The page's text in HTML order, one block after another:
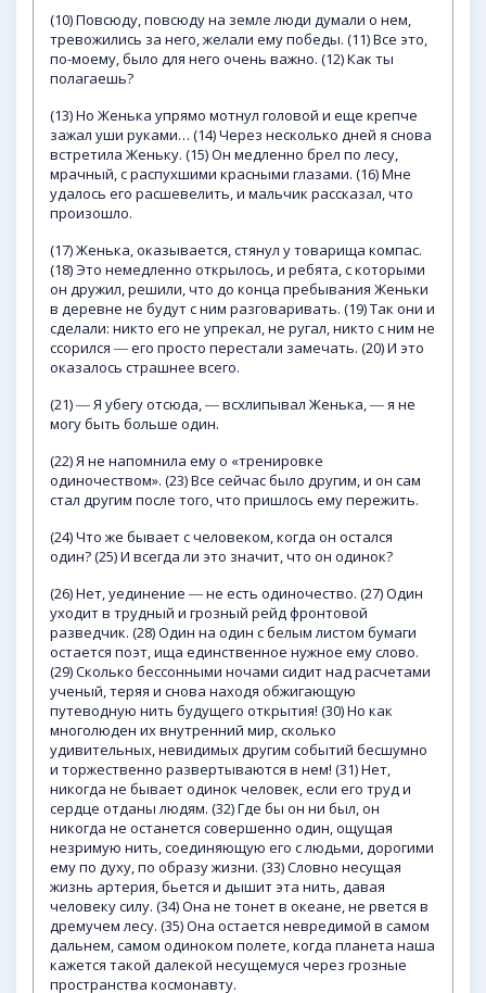
(10) Повсюду, повсюду на земле люди думали о нем,
тревожились за него, желали ему победы. (11) Все это,
по-моему, было для него очень важно. (12) Как ты
полагаешь?
(13) Но Женька упрямо мотнул головой и еще крепче
зажал уши руками… (14) Через несколько дней я снова
встретила Женьку. (15) Он медленно брел по лесу,
мрачный, с распухшими красными глазами. (16) Мне
удалось его расшевелить, и мальчик рассказал, что
произошло.
(17) Женька, оказывается, стянул у товарища компас.
(18) Это немедленно открылось, и ребята, с которыми
он дружил, решили, что до конца пребывания Женьки
в деревне не будут с ним разговаривать. (19) Так они и
сделали: никто его не упрекал, не ругал, никто с ним не
ссорился ― его просто перестали замечать. (20) И это
оказалось страшнее всего.
(21) ― Я убегу отсюда, ― всхлипывал Женька, ― я не
могу быть больше один.
(22) Я не напомнила ему о «тренировке
одиночеством». (23) Все сейчас было другим, и он сам
стал другим после того, что пришлось ему пережить.
(24) Что же бывает с человеком, когда он остался
один? (25) И всегда ли это значит, что он одинок?
(26) Нет, уединение ― не есть одиночество. (27) Один
уходит в трудный и грозный рейд фронтовой
разведчик. (28) Один на один с белым листом бумаги
остается поэт, ища единственное нужное ему слово.
(29) Сколько бессонными ночами сидит над расчетами
ученый, теряя и снова находя обжигающую
путеводную нить будущего открытия! (30) Но как
многолюден их внутренний мир, сколько
удивительных, невидимых другим событий бесшумно
и торжественно развертываются в нем! (31) Нет,
никогда не бывает одинок человек, если его труд и
сердце отданы людям. (32) Где бы он ни был, он
никогда не останется совершенно один, ощущая
незримую нить, соединяющую его с людьми, дорогими
ему по духу, по образу жизни. (33) Словно несущая
жизнь артерия, бьется и дышит эта нить, давая
человеку силу. (34) Она не тонет в океане, не рвется в
дремучем лесу. (35) Она остается невредимой в самом
дальнем, самом одиноком полете, когда планета наша
кажется такой далекой несущемуся через грозные
пространства космонавту.